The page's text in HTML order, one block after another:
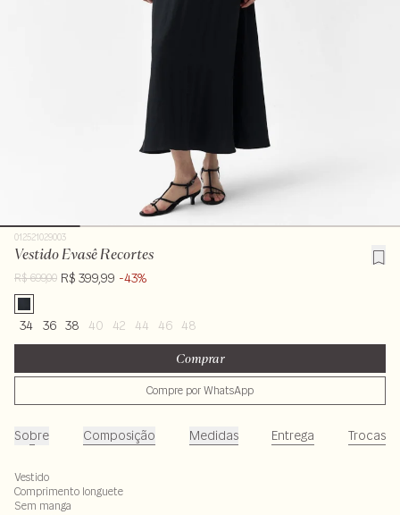
012521029003
Vestido Evasê Recortes
R$ 699,00 R$ 399,99 -43%
34 36 38 40 42 44 46 48
Comprar
Compre por WhatsApp
Sobre Composição Medidas Entrega Trocas
Vestido
Comprimento longuete
Sem manga